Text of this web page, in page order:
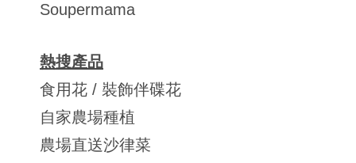
Soupermama
熱搜產品
食用花 / 裝飾伴碟花
自家農場種植
農場直送沙律菜